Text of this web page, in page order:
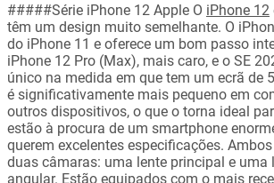
#####Série iPhone 12 Apple O iPhone 12
têm um design muito semelhante. O
do iPhone 11 e oferece um bom passo
iPhone 12 Pro (Max), mais caro, e o SE
único na medida em que tem um ecrã de
é significativamente mais pequeno em
outros dispositivos, o que o torna ideal
estão à procura de um smartphone
querem excelentes especificações.
duas câmaras: uma lente principal e uma
angular. Estão equipados com o mais